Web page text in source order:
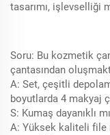
tasarımı, işlevselliği
Soru: Bu kozmetik
çantasından
A: Set, çeşitli
boyutlarda 4 makyaj
S: Kumaş dayanıklı
A: Yüksek kaliteli file